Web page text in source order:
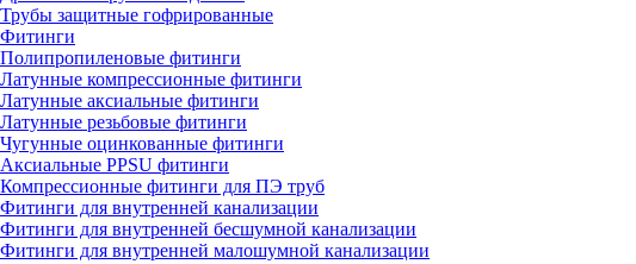
Трубы защитные гофрированные
Фитинги
Полипропиленовые фитинги
Латунные компрессионные фитинги
Латунные аксиальные фитинги
Латунные резьбовые фитинги
Чугунные оцинкованные фитинги
Аксиальные PPSU фитинги
Компрессионные фитинги для ПЭ труб
Фитинги для внутренней канализации
Фитинги для внутренней бесшумной канализации
Фитинги для внутренней малошумной канализации